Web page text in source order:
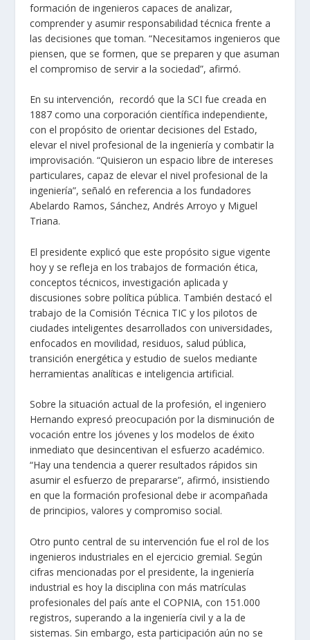
formación de ingenieros capaces de analizar,
comprender y asumir responsabilidad técnica frente a
las decisiones que toman. “Necesitamos ingenieros que
piensen, que se formen, que se preparen y que asuman
el compromiso de servir a la sociedad”, afirmó.
En su intervención, recordó que la SCI fue creada en
1887 como una corporación científica independiente,
con el propósito de orientar decisiones del Estado,
elevar el nivel profesional de la ingeniería y combatir la
improvisación. “Quisieron un espacio libre de intereses
particulares, capaz de elevar el nivel profesional de la
ingeniería”, señaló en referencia a los fundadores
Abelardo Ramos, Sánchez, Andrés Arroyo y Miguel
Triana.
El presidente explicó que este propósito sigue vigente
hoy y se refleja en los trabajos de formación ética,
conceptos técnicos, investigación aplicada y
discusiones sobre política pública. También destacó el
trabajo de la Comisión Técnica TIC y los pilotos de
ciudades inteligentes desarrollados con universidades,
enfocados en movilidad, residuos, salud pública,
transición energética y estudio de suelos mediante
herramientas analíticas e inteligencia artificial.
Sobre la situación actual de la profesión, el ingeniero
Hernando expresó preocupación por la disminución de
vocación entre los jóvenes y los modelos de éxito
inmediato que desincentivan el esfuerzo académico.
“Hay una tendencia a querer resultados rápidos sin
asumir el esfuerzo de prepararse”, afirmó, insistiendo
en que la formación profesional debe ir acompañada
de principios, valores y compromiso social.
Otro punto central de su intervención fue el rol de los
ingenieros industriales en el ejercicio gremial. Según
cifras mencionadas por el presidente, la ingeniería
industrial es hoy la disciplina con más matrículas
profesionales del país ante el COPNIA, con 151.000
registros, superando a la ingeniería civil y a la de
sistemas. Sin embargo, esta participación aún no se